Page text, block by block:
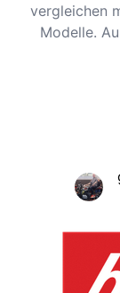
vergleichen
Modelle.